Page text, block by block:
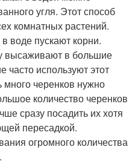
угля. Этот способ
комнатных растений.
воде пускают корни.
высаживают в большие
используют этот
много черенков нужно
количество черенков
сразу посадить их хотя
пересадкой.
огромного количества